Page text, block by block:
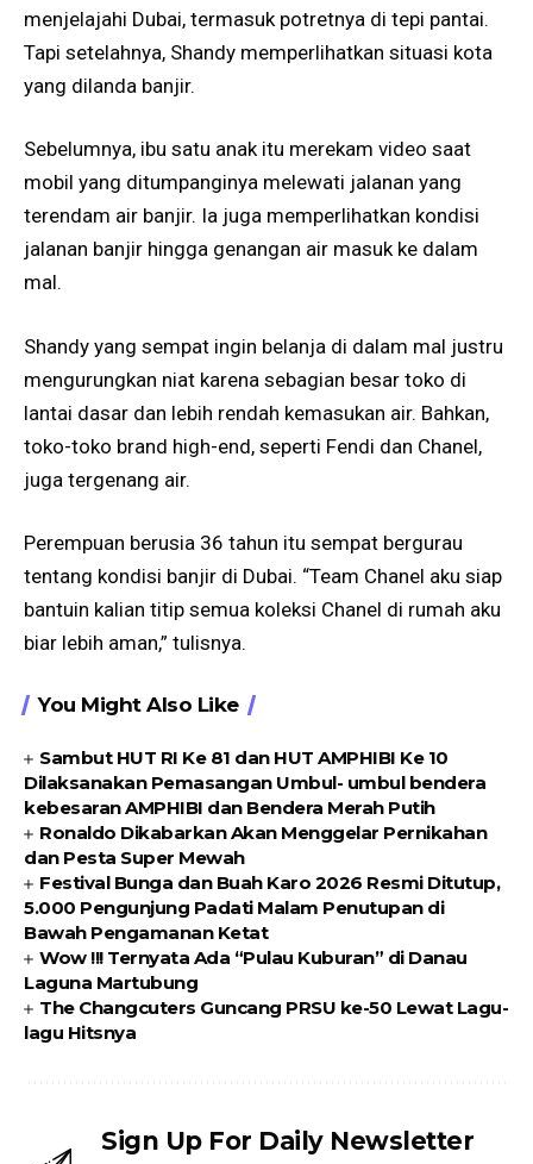
menjelajahi Dubai, termasuk potretnya di tepi pantai.
Tapi setelahnya, Shandy memperlihatkan situasi kota
yang dilanda banjir.
Sebelumnya, ibu satu anak itu merekam video saat
mobil yang ditumpanginya melewati jalanan yang
terendam air banjir. Ia juga memperlihatkan kondisi
jalanan banjir hingga genangan air masuk ke dalam
mal.
Shandy yang sempat ingin belanja di dalam mal justru
mengurungkan niat karena sebagian besar toko di
lantai dasar dan lebih rendah kemasukan air. Bahkan,
toko-toko brand high-end, seperti Fendi dan Chanel,
juga tergenang air.
Perempuan berusia 36 tahun itu sempat bergurau
tentang kondisi banjir di Dubai. “Team Chanel aku siap
bantuin kalian titip semua koleksi Chanel di rumah aku
biar lebih aman,” tulisnya.
You Might Also Like
Sambut HUT RI Ke 81 dan HUT AMPHIBI Ke 10
Dilaksanakan Pemasangan Umbul- umbul bendera
kebesaran AMPHIBI dan Bendera Merah Putih
Ronaldo Dikabarkan Akan Menggelar Pernikahan
dan Pesta Super Mewah
Festival Bunga dan Buah Karo 2026 Resmi Ditutup,
5.000 Pengunjung Padati Malam Penutupan di
Bawah Pengamanan Ketat
Wow !!! Ternyata Ada “Pulau Kuburan” di Danau
Laguna Martubung
The Changcuters Guncang PRSU ke-50 Lewat Lagu-
lagu Hitsnya
Sign Up For Daily Newsletter